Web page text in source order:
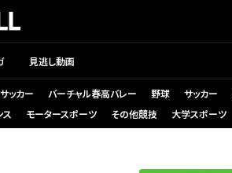
見逃し動画
ッカー バーチャル春高バレー 野球 サッカー
ス モータースポーツ その他競技 大学スポーツ